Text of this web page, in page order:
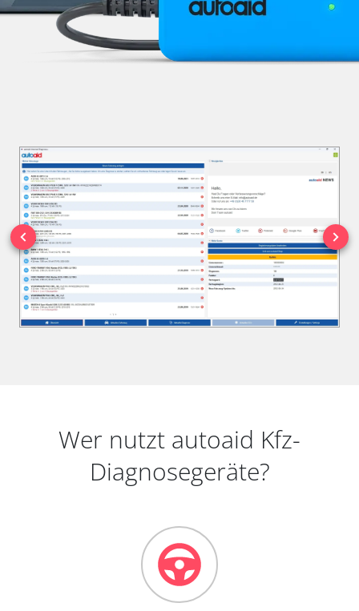
Wer nutzt autoaid Kfz-
Diagnosegeräte?